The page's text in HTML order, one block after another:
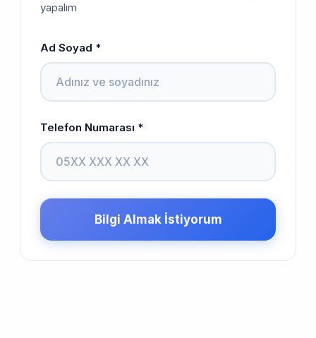
yapalım
Ad Soyad *
Telefon Numarası *
Bilgi Almak İstiyorum